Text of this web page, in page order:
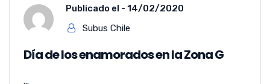
Publicado el - 14/02/2020
Subus Chile
Día de los enamorados en la Zona G
...